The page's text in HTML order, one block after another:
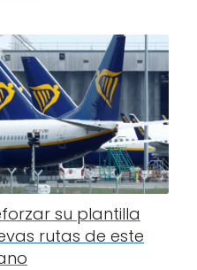
su plantilla
rutas de este